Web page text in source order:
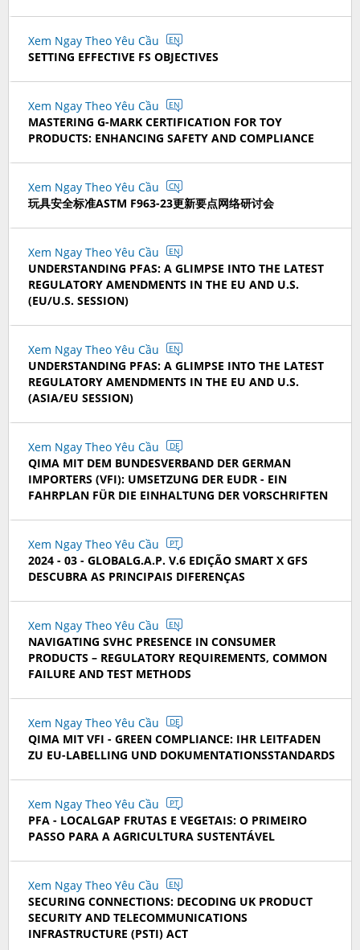
Xem Ngay Theo Yêu Cầu EN
SETTING EFFECTIVE FS OBJECTIVES
Xem Ngay Theo Yêu Cầu EN
MASTERING G-MARK CERTIFICATION FOR TOY
PRODUCTS: ENHANCING SAFETY AND COMPLIANCE
Xem Ngay Theo Yêu Cầu CN
玩具安全标准ASTM F963-23更新要点网络研讨会
Xem Ngay Theo Yêu Cầu EN
UNDERSTANDING PFAS: A GLIMPSE INTO THE LATEST
REGULATORY AMENDMENTS IN THE EU AND U.S.
(EU/U.S. SESSION)
Xem Ngay Theo Yêu Cầu EN
UNDERSTANDING PFAS: A GLIMPSE INTO THE LATEST
REGULATORY AMENDMENTS IN THE EU AND U.S.
(ASIA/EU SESSION)
Xem Ngay Theo Yêu Cầu DE
QIMA MIT DEM BUNDESVERBAND DER GERMAN
IMPORTERS (VFI): UMSETZUNG DER EUDR - EIN
FAHRPLAN FÜR DIE EINHALTUNG DER VORSCHRIFTEN
Xem Ngay Theo Yêu Cầu PT
2024 - 03 - GLOBALG.A.P. V.6 EDIÇÃO SMART X GFS
DESCUBRA AS PRINCIPAIS DIFERENÇAS
Xem Ngay Theo Yêu Cầu EN
NAVIGATING SVHC PRESENCE IN CONSUMER
PRODUCTS – REGULATORY REQUIREMENTS, COMMON
FAILURE AND TEST METHODS
Xem Ngay Theo Yêu Cầu DE
QIMA MIT VFI - GREEN COMPLIANCE: IHR LEITFADEN
ZU EU-LABELLING UND DOKUMENTATIONSSTANDARDS
Xem Ngay Theo Yêu Cầu PT
PFA - LOCALGAP FRUTAS E VEGETAIS: O PRIMEIRO
PASSO PARA A AGRICULTURA SUSTENTÁVEL
Xem Ngay Theo Yêu Cầu EN
SECURING CONNECTIONS: DECODING UK PRODUCT
SECURITY AND TELECOMMUNICATIONS
INFRASTRUCTURE (PSTI) ACT